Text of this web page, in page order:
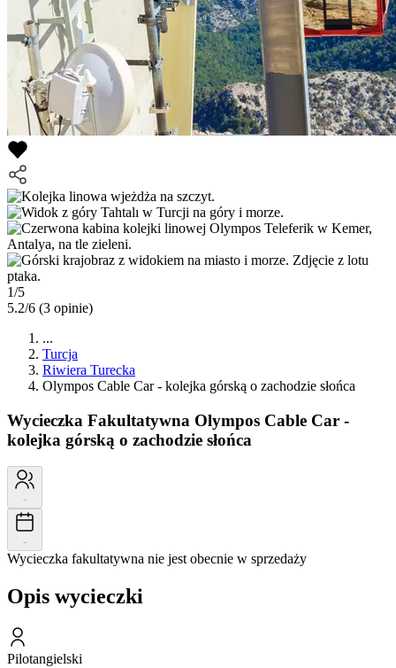
1/5
5.2/6 (3 opinie)
...
Turcja
Riwiera Turecka
Olympos Cable Car - kolejka górską o zachodzie słońca
Wycieczka Fakultatywna Olympos Cable Car -
kolejka górską o zachodzie słońca
-
-
Wycieczka fakultatywna nie jest obecnie w sprzedaży
Opis wycieczki
Pilotangielski